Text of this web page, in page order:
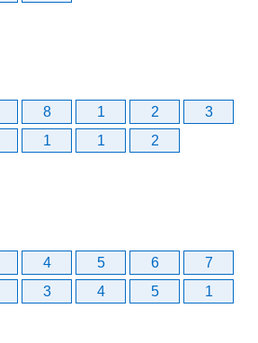
8 1 2
3
1 1 2
4 5 6
7
3 4 5
1